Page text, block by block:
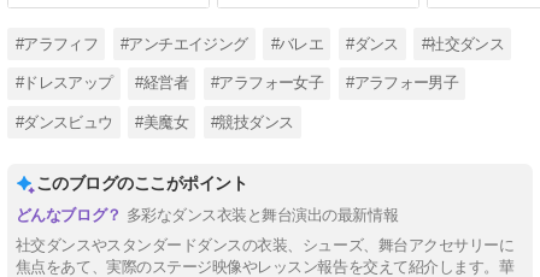
#アラフィフ #アンチエイジング #バレエ #ダンス #社交ダンス
#ドレスアップ #経営者 #アラフォー女子 #アラフォー男子
#ダンスビュウ #美魔女 #競技ダンス
このブログのここがポイント
多彩なダンス衣装と舞台演出の最新情報
社交ダンスやスタンダードダンスの衣装、シューズ、舞台アクセサリーに
焦点をあて、実際のステージ映像やレッスン報告を交えて紹介します。華